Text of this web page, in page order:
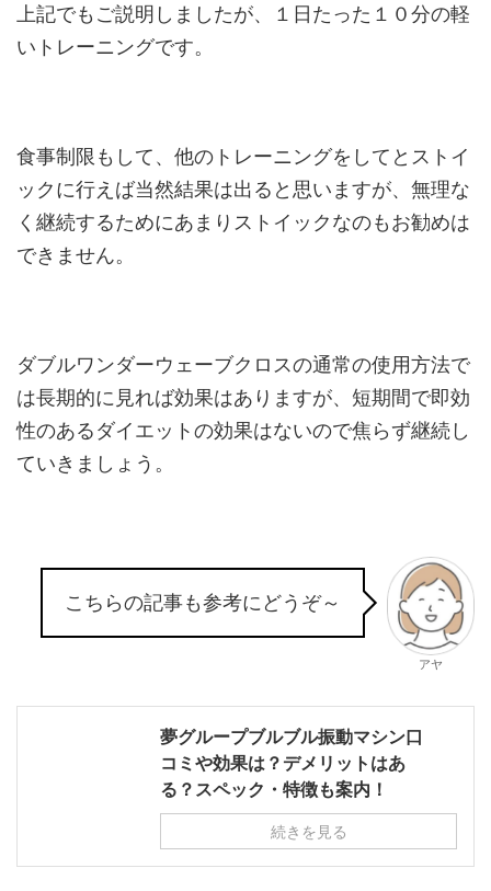
上記でもご説明しましたが、１日たった１０分の軽
いトレーニングです。
食事制限もして、他のトレーニングをしてとストイ
ックに行えば当然結果は出ると思いますが、無理な
く継続するためにあまりストイックなのもお勧めは
できません。
ダブルワンダーウェーブクロスの通常の使用方法で
は長期的に見れば効果はありますが、短期間で即効
性のあるダイエットの効果はないので焦らず継続し
ていきましょう。
こちらの記事も参考にどうぞ～
アヤ
夢グループブルブル振動マシン口
コミや効果は？デメリットはあ
る？スペック・特徴も案内！
続きを見る